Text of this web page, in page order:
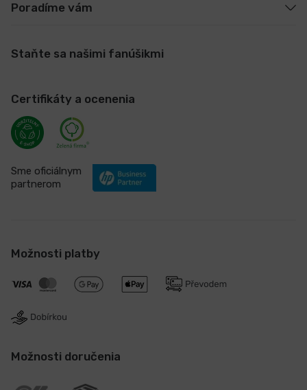
Poradíme vám
Staňte sa našimi fanúšikmi
Certifikáty a ocenenia
Sme oficiálnym
partnerom
Možnosti platby
Možnosti doručenia